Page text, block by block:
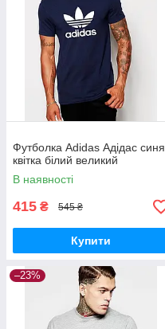
Футболка Adidas Адідас синя
квітка білий великий
В наявності
415 ₴ 545 ₴
Купити
–23%